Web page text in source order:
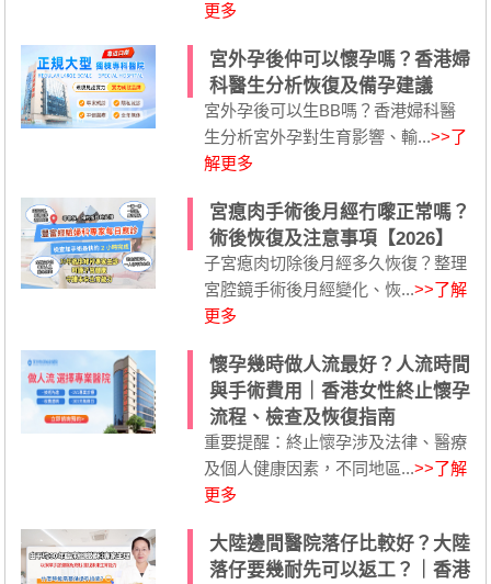
更多
宮外孕後仲可以懷孕嗎？香港婦
科醫生分析恢復及備孕建議
宮外孕後可以生BB嗎？香港婦科醫
生分析宮外孕對生育影響、輸...>>了
解更多
宮瘜肉手術後月經冇嚟正常嗎？
術後恢復及注意事項【2026】
子宮瘜肉切除後月經多久恢復？整理
宮腔鏡手術後月經變化、恢...>>了解
更多
懷孕幾時做人流最好？人流時間
與手術費用｜香港女性終止懷孕
流程、檢查及恢復指南
重要提醒：終止懷孕涉及法律、醫療
及個人健康因素，不同地區...>>了解
更多
大陸邊間醫院落仔比較好？大陸
落仔要幾耐先可以返工？｜香港